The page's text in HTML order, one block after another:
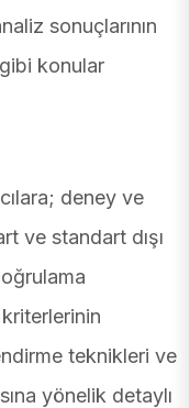
sonuçlarının
konular
deney ve
ve standart dışı
teknikleri ve
yönelik detaylı